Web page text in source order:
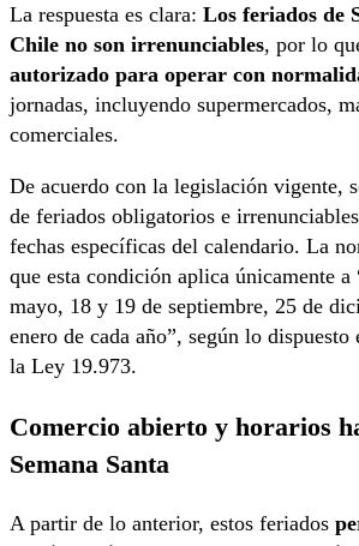
La respuesta es clara: Los feriados de
Chile no son irrenunciables, por lo
autorizado para operar con
jornadas, incluyendo supermercados,
comerciales.
De acuerdo con la legislación vigente,
de feriados obligatorios e
fechas específicas del calendario. La
que esta condición aplica únicamente a
mayo, 18 y 19 de septiembre, 25 de
enero de cada año”, según lo
la Ley 19.973.
Comercio abierto y horarios
Semana Santa
A partir de lo anterior, estos feriados